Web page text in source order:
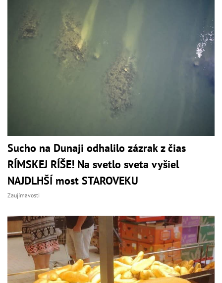
Sucho na Dunaji odhalilo zázrak z čias
RÍMSKEJ RÍŠE! Na svetlo sveta vyšiel
NAJDLHŠÍ most STAROVEKU
Zaujímavosti